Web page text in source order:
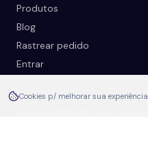
Produtos
Blog
Rastrear pedido
Entrar
Cookies p/ melhorar sua experiência.